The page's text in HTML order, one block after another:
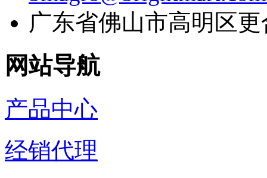
广东省佛山市高明区
网站导航
产品中心
经销代理